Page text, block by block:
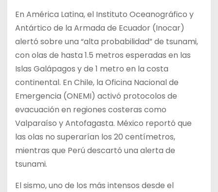
En América Latina, el Instituto Oceanográfico y
Antártico de la Armada de Ecuador (Inocar)
alertó sobre una “alta probabilidad” de tsunami,
con olas de hasta 1.5 metros esperadas en las
Islas Galápagos y de 1 metro en la costa
continental. En Chile, la Oficina Nacional de
Emergencia (ONEMI) activó protocolos de
evacuación en regiones costeras como
Valparaíso y Antofagasta. México reportó que
las olas no superarían los 20 centímetros,
mientras que Perú descartó una alerta de
tsunami.
El sismo, uno de los más intensos desde el